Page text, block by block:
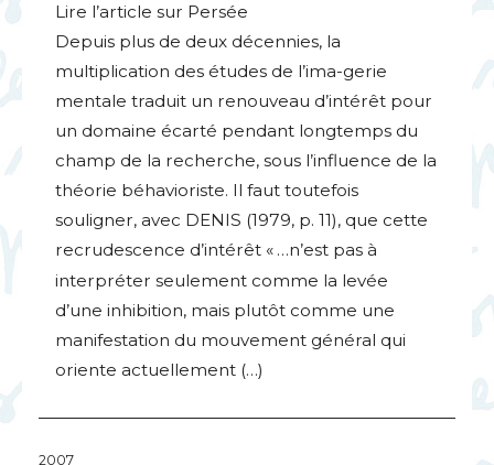
Lire l’article sur Persée
Depuis plus de deux décennies, la
multiplication des études de l’ima-gerie
mentale traduit un renouveau d’intérêt pour
un domaine écarté pendant longtemps du
champ de la recherche, sous l’influence de la
théorie béhavioriste. Il faut toutefois
souligner, avec DENIS (1979, p. 11), que cette
recrudescence d’intérêt « …n’est pas à
interpréter seulement comme la levée
d’une inhibition, mais plutôt comme une
manifestation du mouvement général qui
oriente actuellement (…)
2007